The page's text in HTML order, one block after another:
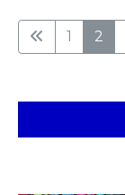
1 2